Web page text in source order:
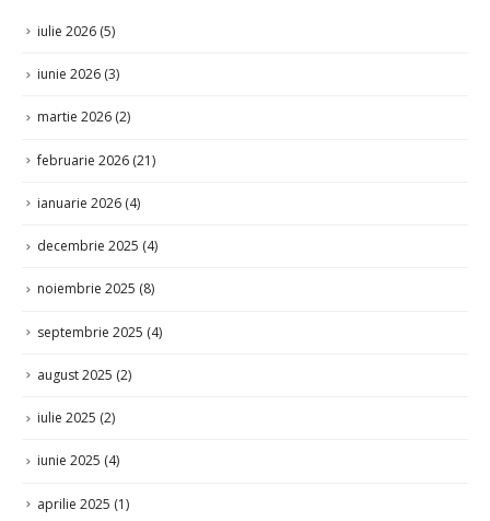
iulie 2026 (5)
iunie 2026 (3)
martie 2026 (2)
februarie 2026 (21)
ianuarie 2026 (4)
decembrie 2025 (4)
noiembrie 2025 (8)
septembrie 2025 (4)
august 2025 (2)
iulie 2025 (2)
iunie 2025 (4)
aprilie 2025 (1)